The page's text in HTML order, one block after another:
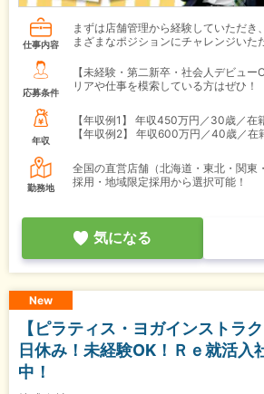
仕事内容
まずは店舗管理から経験していただき
まざまなポジションにチャレンジいた
応募条件
【未経験・第二新卒・社会人デビュー
リアや仕事を模索している方はぜひ！
年収
【年収例1】
年収450万円／30歳／在
【年収例2】
年収600万円／40歳／在
勤務地
全国の直営店舗（北海道・東北・関東
採用・地域限定採用から選択可能！
気になる
New
【ピラティス・ヨガインストラ
日休み！未経験OK！Ｒｅ就活入
中！